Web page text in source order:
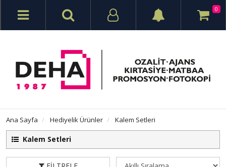
0
Ana Sayfa Hediyelik Ürünler Kalem Setleri
Kalem Setleri